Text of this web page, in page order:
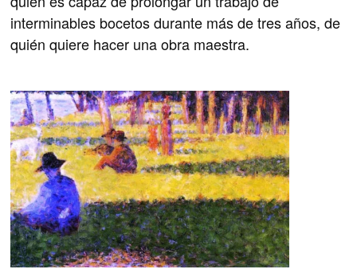
interminables bocetos durante más de tres años, de
quién quiere hacer una obra maestra.